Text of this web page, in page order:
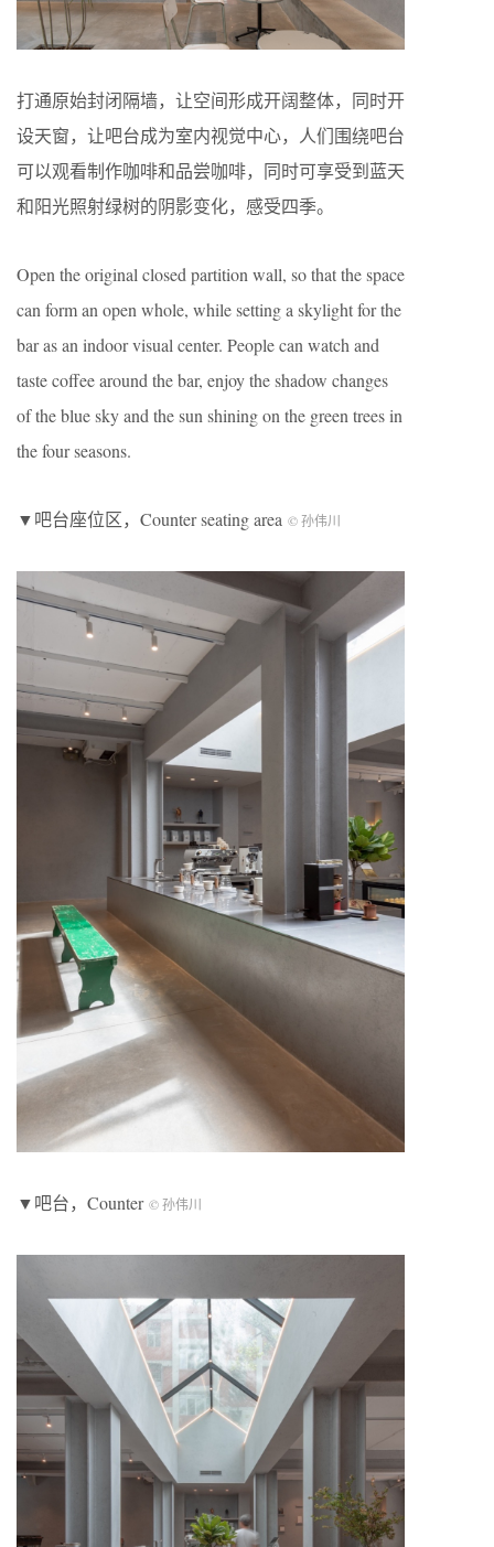
打通原始封闭隔墙，让空间形成开阔整体，同时开
设天窗，让吧台成为室内视觉中心，人们围绕吧台
可以观看制作咖啡和品尝咖啡，同时可享受到蓝天
和阳光照射绿树的阴影变化，感受四季。
Open the original closed partition wall, so that the space
can form an open whole, while setting a skylight for the
bar as an indoor visual center. People can watch and
taste coffee around the bar, enjoy the shadow changes
of the blue sky and the sun shining on the green trees in
the four seasons.
▼吧台座位区，Counter seating area © 孙伟川
▼吧台，Counter © 孙伟川